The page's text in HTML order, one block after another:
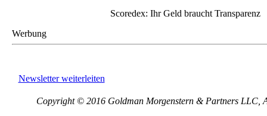
Scoredex: Ihr Geld braucht Transparenz
Werbung
Newsletter weiterleiten
Copyright © 2016 Goldman Morgenstern & Partners LLC,